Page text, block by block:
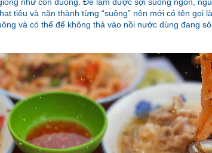
tiêu và nặn thành từng “suông” nên mới có tên gọi
và có thể để không thả vào nồi nước dùng đang